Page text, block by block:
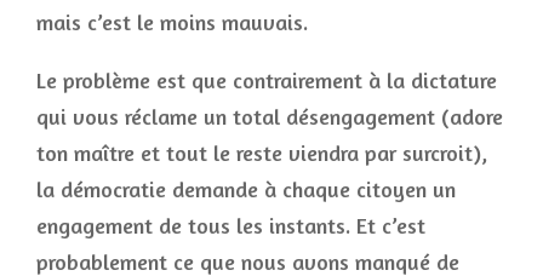
mais c’est le moins mauvais.
Le problème est que contrairement à la dictature
qui vous réclame un total désengagement (adore
ton maître et tout le reste viendra par surcroit),
la démocratie demande à chaque citoyen un
engagement de tous les instants. Et c’est
probablement ce que nous avons manqué de